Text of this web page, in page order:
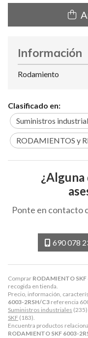
Comprar RODAMIENTO
recogida en tienda.
Precio, información,
6003-2RSH/C3 referencia
Suministros industriales
SKF (183).
Encuentra productos
RODAMIENTO SKF 6003-
Información
Rodamiento
Clasificado en:
Suministros
RODAMIENTOS y
¿Alguna
Ponte en contacto
690 078